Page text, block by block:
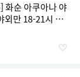
화순 아쿠아나 야
외만 18-21시 이
수영장/워터파